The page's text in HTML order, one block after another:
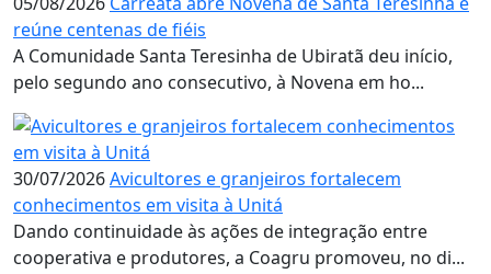
reúne centenas de fiéis
A Comunidade Santa Teresinha de Ubiratã deu início,
pelo segundo ano consecutivo, à Novena em ho...
30/07/2026Avicultores e granjeiros fortalecem
conhecimentos em visita à Unitá
Dando continuidade às ações de integração entre
cooperativa e produtores, a Coagru promoveu, no di...